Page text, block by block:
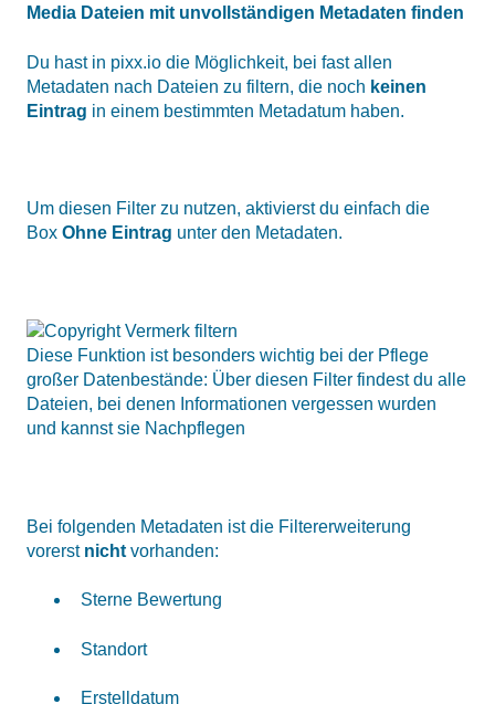
Media Dateien mit unvollständigen Metadaten finden
Du hast in pixx.io die Möglichkeit, bei fast allen
Metadaten nach Dateien zu filtern, die noch keinen
Eintrag in einem bestimmten Metadatum haben.
Um diesen Filter zu nutzen, aktivierst du einfach die
Box Ohne Eintrag unter den Metadaten.
Diese Funktion ist besonders wichtig bei der Pflege
großer Datenbestände: Über diesen Filter findest du alle
Dateien, bei denen Informationen vergessen wurden
und kannst sie Nachpflegen
Bei folgenden Metadaten ist die Filtererweiterung
vorerst nicht vorhanden:
Sterne Bewertung
Standort
Erstelldatum